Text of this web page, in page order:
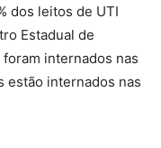
dos leitos de UTI
Estadual de
internados nas
estão internados nas